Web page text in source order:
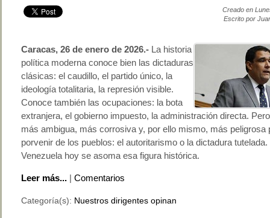
Creado en
Escrito por
Caracas, 26 de enero de 2026.- La historia
política moderna conoce bien las dictaduras
clásicas: el caudillo, el partido único, la
ideología totalitaria, la represión visible.
Conoce también las ocupaciones: la bota
extranjera, el gobierno impuesto, la administración directa.
más ambigua, más corrosiva y, por ello mismo, más peligrosa
porvenir de los pueblos: el autoritarismo o la dictadura tutelada.
Venezuela hoy se asoma esa figura histórica.
Leer más... | Comentarios
Categoría(s): Nuestros dirigentes opinan